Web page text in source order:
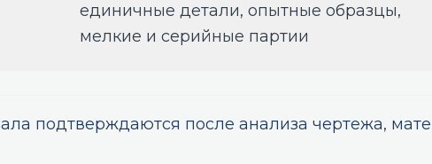
единичные детали, опытные образцы,
мелкие и серийные партии
подтверждаются после анализа чертежа,